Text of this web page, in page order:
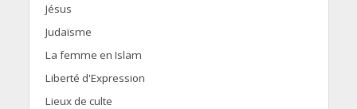
Jésus
Judaïsme
La femme en Islam
Liberté d'Expression
Lieux de culte